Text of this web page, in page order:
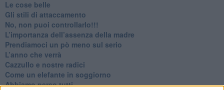
Le cose belle
​Gli stili di attaccamento
No, non puoi controllarlo!!!
​L’importanza dell’assenza della madre
​Prendiamoci un pò meno sul serio
​L’anno che verrà
​Cazzullo e nostre radici
​Come un elefante in soggiorno
​Abbiamo perso tutti